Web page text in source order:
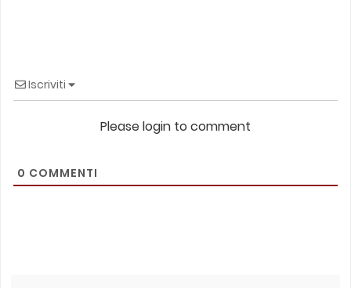
Iscriviti
Please login to comment
0 COMMENTI